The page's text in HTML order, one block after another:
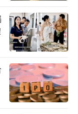
个华为”的豪
源于其转型野
前身为重庆力
名，聚焦“AI
智能出行科技